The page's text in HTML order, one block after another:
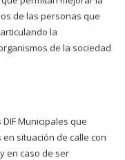
de las personas que
la
de la sociedad
Municipales que
situación de calle con
en caso de ser